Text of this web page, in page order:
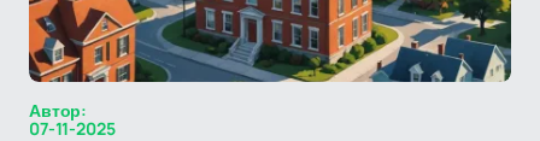
Автор:
07-11-2025